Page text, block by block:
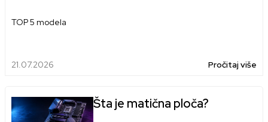
TOP 5 modela
21.07.2026 Pročitaj više
Šta je matična ploča?